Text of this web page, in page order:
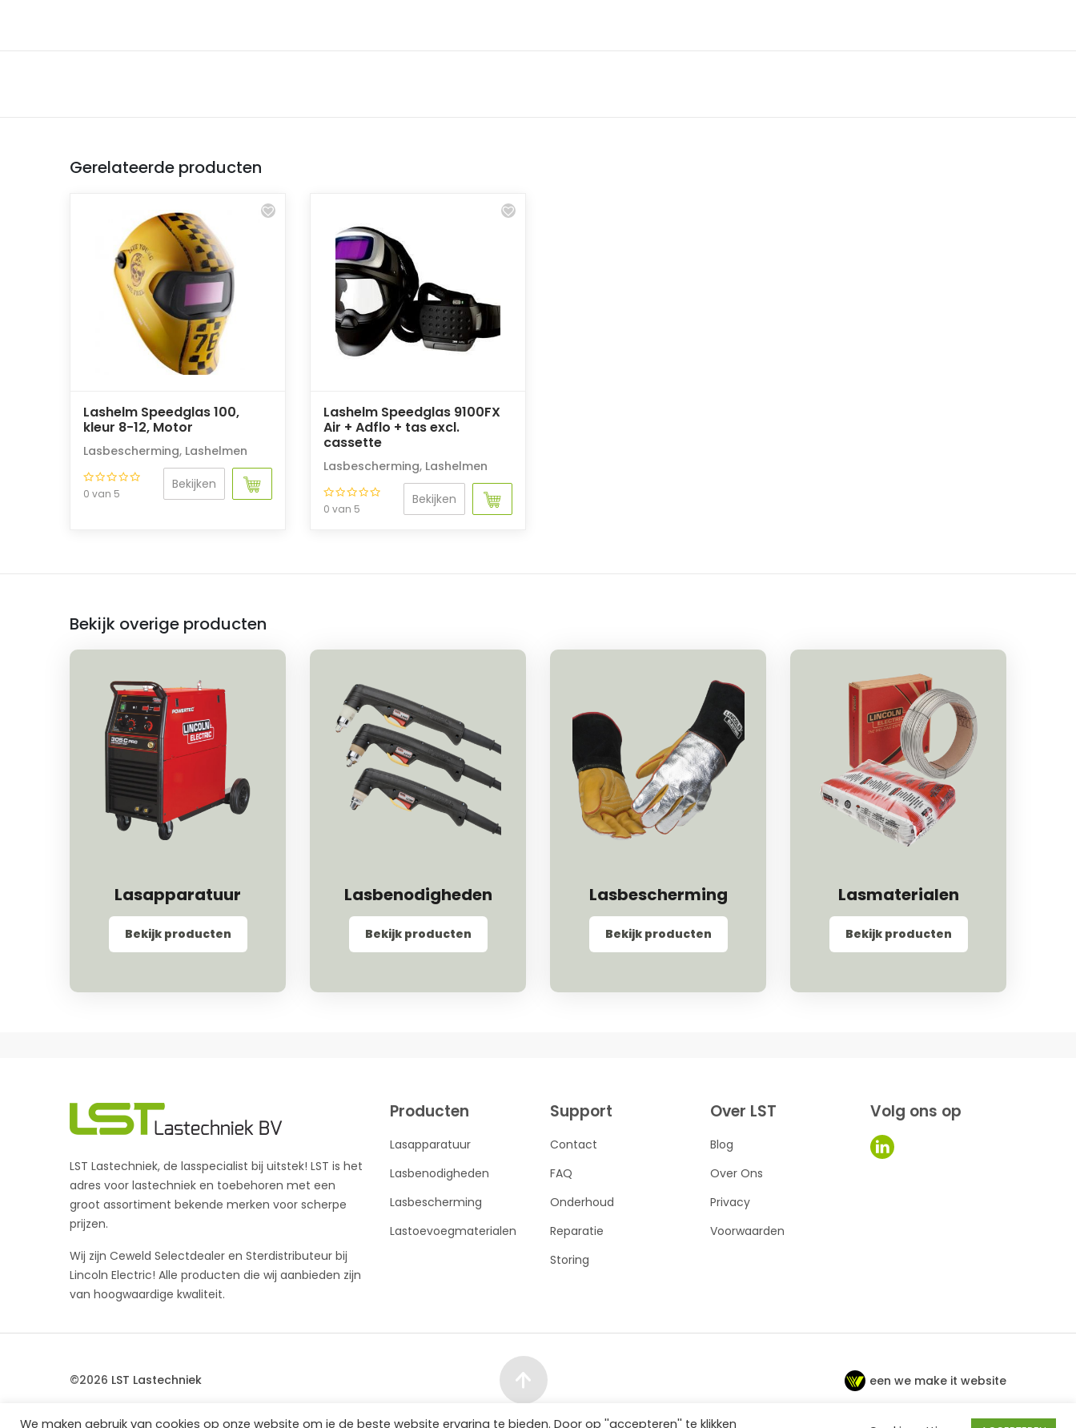
Gerelateerde producten
Lashelm Speedglas 100,
kleur 8-12, Motor
Lasbescherming, Lashelmen
0 van 5
Bekijken
Lashelm Speedglas 9100FX
Air + Adflo + tas excl.
cassette
Lasbescherming, Lashelmen
0 van 5
Bekijken
Bekijk overige producten
Lasapparatuur
Bekijk producten
Lasbenodigheden
Bekijk producten
Lasbescherming
Bekijk producten
Lasmaterialen
Bekijk producten
LST Lastechniek, de lasspecialist bij uitstek! LST is het
adres voor lastechniek en toebehoren met een
groot assortiment bekende merken voor scherpe
prijzen.
Wij zijn Ceweld Selectdealer en Sterdistributeur bij
Lincoln Electric! Alle producten die wij aanbieden zijn
van hoogwaardige kwaliteit.
Producten
Lasapparatuur
Lasbenodigheden
Lasbescherming
Lastoevoegmaterialen
Support
Contact
FAQ
Onderhoud
Reparatie
Storing
Over LST
Blog
Over Ons
Privacy
Voorwaarden
Volg ons op
©2026 LST Lastechniek een we make it website
We maken gebruik van cookies op onze website om je de beste website ervaring te bieden. Door op ''accepteren'' te klikken